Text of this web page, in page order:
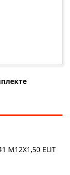
M12X1,50 ELIT